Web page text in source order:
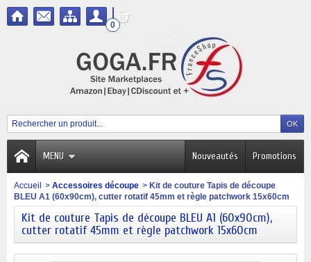
0
MENU Promotions
Nouveautés
Accueil > Accessoires découpe > Kit de couture Tapis de découpe
BLEU A1 (60x90cm), cutter rotatif 45mm et règle patchwork 15x60cm
Kit de couture Tapis de découpe BLEU A1 (60x90cm),
cutter rotatif 45mm et règle patchwork 15x60cm